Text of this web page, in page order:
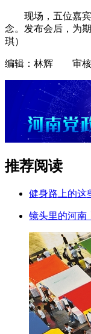
现场，五位嘉
念。发布会后，为
琪）
编辑：林辉 审核
推荐阅读
健身路上的这
镜头里的河南